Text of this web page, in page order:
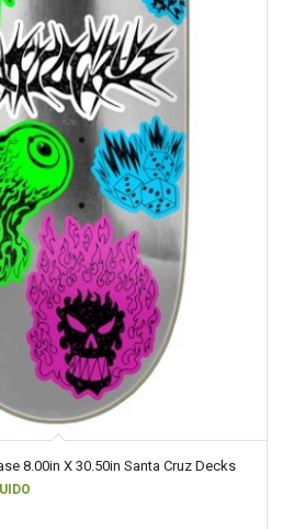
8.00in X 30.50in Santa Cruz Decks